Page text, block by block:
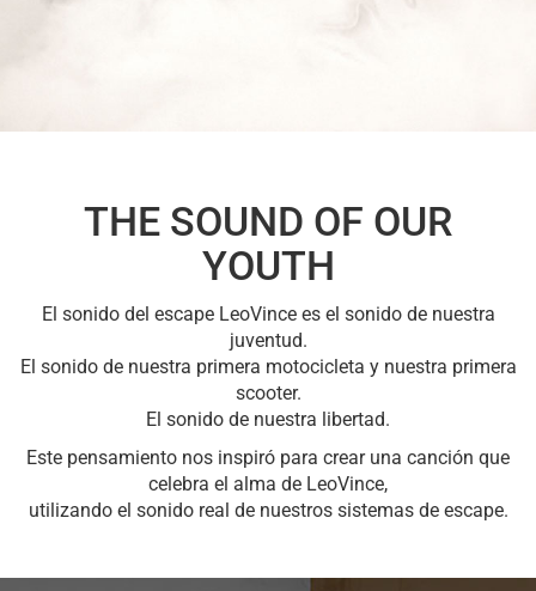
THE SOUND OF OUR
YOUTH
El sonido del escape LeoVince es el sonido de nuestra
juventud.
El sonido de nuestra primera motocicleta y nuestra primera
scooter.
El sonido de nuestra libertad.
Este pensamiento nos inspiró para crear una canción que
celebra el alma de LeoVince,
utilizando el sonido real de nuestros sistemas de escape.